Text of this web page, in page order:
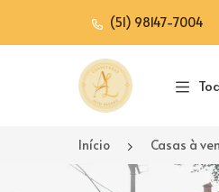
(51) 98147-7004
Página inicial
Início Casas à